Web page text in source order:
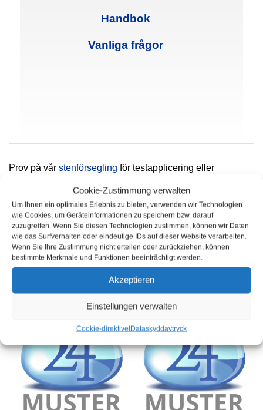
Cookie-Zustimmung verwalten
Um Ihnen ein optimales Erlebnis zu bieten, verwenden wir Technologien
wie Cookies, um Geräteinformationen zu speichern bzw. darauf
zuzugreifen. Wenn Sie diesen Technologien zustimmen, können wir Daten
wie das Surfverhalten oder eindeutige IDs auf dieser Website verarbeiten.
Wenn Sie Ihre Zustimmung nicht erteilen oder zurückziehen, können
bestimmte Merkmale und Funktionen beeinträchtigt werden.
Akzeptieren
Einstellungen verwalten
Cookie-direktivetDataskyddavtryck
Handbok
Vanliga frågor
Prov på vår stenförsegling för testapplicering eller
Relaterade produkter